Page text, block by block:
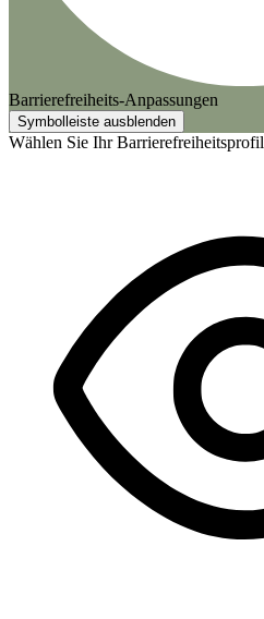
Barrierefreiheits-Anpassungen
Symbolleiste ausblenden
Wählen Sie Ihr Barrierefreiheitsprofil